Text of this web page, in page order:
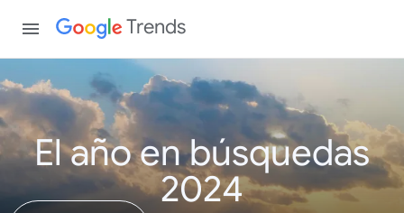
Trends
El año en búsquedas
2024